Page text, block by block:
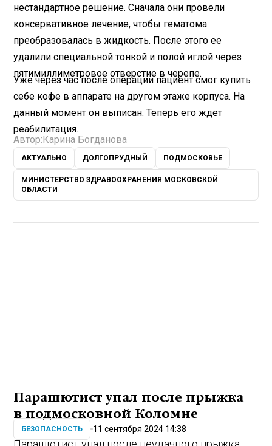
нестандартное решение. Сначала они провели
консервативное лечение, чтобы гематома
преобразовалась в жидкость. После этого ее
удалили специальной тонкой и полой иглой через
пятимиллиметровое отверстие в черепе.
Уже через час после операции пациент смог купить
себе кофе в аппарате на другом этаже корпуса. На
данный момент он выписан. Теперь его ждет
реабилитация.
Автор: Карина Богданова
АКТУАЛЬНО ДОЛГОПРУДНЫЙ ПОДМОСКОВЬЕ
МИНИСТЕРСТВО ЗДРАВООХРАНЕНИЯ МОСКОВСКОЙ
ОБЛАСТИ
Парашютист упал после прыжка
в подмосковной Коломне
БЕЗОПАСНОСТЬ 11 сентября 2024 14:38